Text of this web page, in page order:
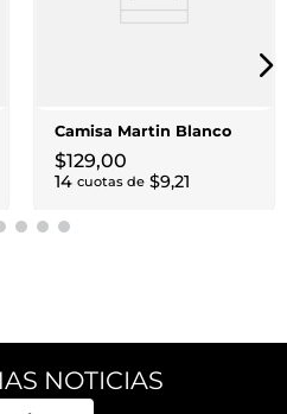
Camisa Martin Blanco
$129,00
14 cuotas de $9,21
NOTICIAS